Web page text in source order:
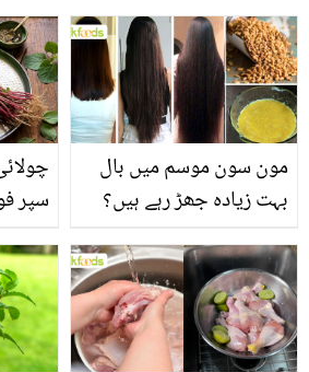
سپر
سے
فائدے
مون سون موسم میں بال
بہت زیادہ جھڑ رہے ہیں؟
بنانے کے چند قدرتی طریقے